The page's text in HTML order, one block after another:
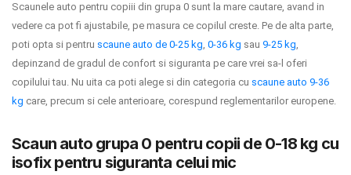
Scaunele auto pentru copiii din grupa 0 sunt la mare cautare, avand in
vedere ca pot fi ajustabile, pe masura ce copilul creste. Pe de alta parte,
poti opta si pentru scaune auto de 0-25 kg, 0-36 kg sau 9-25 kg,
depinzand de gradul de confort si siguranta pe care vrei sa-l oferi
copilului tau. Nu uita ca poti alege si din categoria cu scaune auto 9-36
kg care, precum si cele anterioare, corespund reglementarilor europene.
Scaun auto grupa 0 pentru copii de 0-18 kg cu
isofix pentru siguranta celui mic